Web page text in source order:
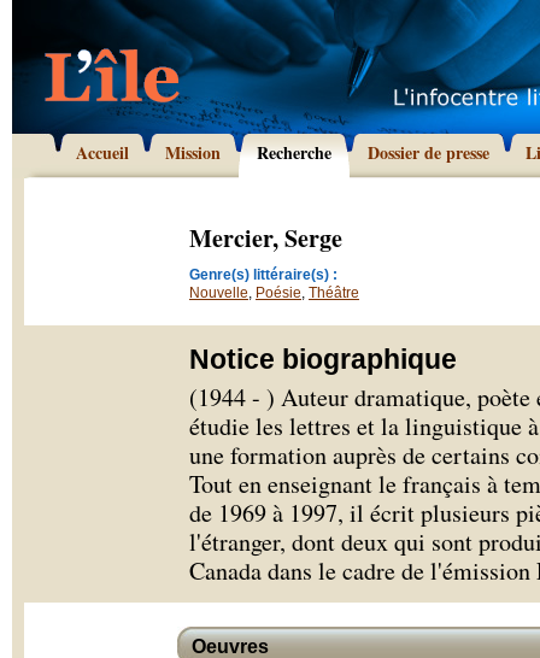
Accueil Mission Recherche Dossier de presse
Mercier, Serge
Genre(s) littéraire(s) :
Nouvelle, Poésie, Théâtre
Notice biographique
(1944 - ) Auteur dramatique,
étudie les lettres et la linguistique
une formation auprès de certains
Tout en enseignant le français à
de 1969 à 1997, il écrit plusieurs
l'étranger, dont deux qui sont
Canada dans le cadre de
Oeuvres